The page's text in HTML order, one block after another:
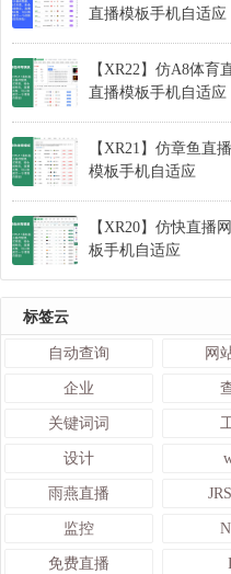
直播模板手机自适应
【XR22】仿A8体
直播模板手机自适应
【XR21】仿章鱼直
模板手机自适应
【XR20】仿快直播
板手机自适应
标签云
自动查询 网
企业
关键词词
设计
雨燕直播
监控
免费直播